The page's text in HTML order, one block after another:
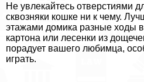
Не увлекайтесь отверстиями
сквозняки кошке ни к чему.
этажами домика разные ходы
картона или лесенки из
порадует вашего любимца,
играть.